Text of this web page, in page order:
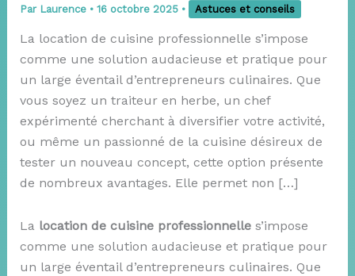
Par Laurence • 16 octobre 2025 • Astuces et conseils
La location de cuisine professionnelle s’impose
comme une solution audacieuse et pratique pour
un large éventail d’entrepreneurs culinaires. Que
vous soyez un traiteur en herbe, un chef
expérimenté cherchant à diversifier votre activité,
ou même un passionné de la cuisine désireux de
tester un nouveau concept, cette option présente
de nombreux avantages. Elle permet non […]
La location de cuisine professionnelles’impose
comme une solution audacieuse et pratique pour
un large éventail d’entrepreneurs culinaires. Que